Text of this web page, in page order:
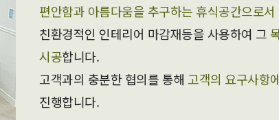
편안함과 아름다움을 추구하는 휴식공간으로
친환경적인 인테리어 마감재등을 사용하여 그
시공합니다.
고객과의 충분한 협의를 통해 고객의 요구사항
진행합니다.